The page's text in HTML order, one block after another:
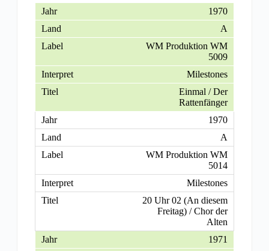
1970
A
WM Produktion WM
5009
Milestones
Einmal / Der
Rattenfänger
1970
A
WM Produktion WM
5014
Milestones
20 Uhr 02 (An diesem
Freitag) / Chor der
Alten
1971